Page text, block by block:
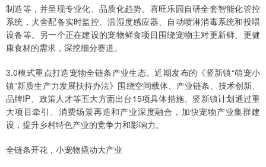
制造等，并呈现专业化、品质化趋势。喜旺乐园自研全套智能化管控
系统，犬舍配备实时监控、温湿度感应器、自动喷淋消毒系统和投喂
设备等。另一个正在建设的宠物鲜食项目围绕宠物主对更新鲜、更健
康食材的需求，深挖细分赛道。
3.0模式重点打造宠物全链条产业生态。近期发布的《竖新镇“萌宠小
镇”新质生产力发展扶持办法》围绕空间载体、产业链条、技术创新、
品牌IP、政策人才等五大方面出台15项具体措施。竖新镇计划通过重
大项目牵引、消费场景再造和产业深度融合，加快宠物产业集群建
设，提升乡村特色产业的竞争力和影响力。
全链条开花，小宠物撬动大产业